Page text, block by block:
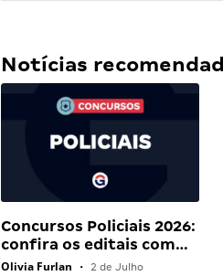
Notícias
Concursos Policiais 2026:
confira os editais com…
Olivia Furlan • 2 de Julho